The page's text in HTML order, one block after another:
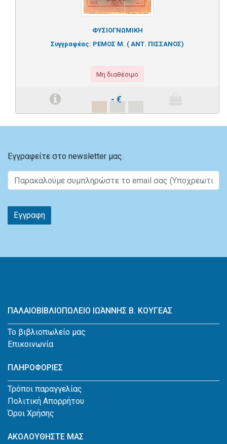
ΦΥΣΙΟΓΝΩΜΙΚΗ
Συγγραφέας: ΡΕΜΟΣ Μ. ( ΑΝΤ. ΠΙΣΣΑΝΟΣ)
Μη διαθέσιμο
- €
Εγγραφείτε στο newsletter μας.
Εγγραφη
ΠΑΛΑΙΟΒΙΒΛΙΟΠΩΛΕΙΟ ΙΩΆΝΝΗΣ Β. ΚΟΥΓΕΑΣ
Το βιβλιοπωλείο μας
Επικοινωνία
ΠΛΗΡΟΦΟΡΙΕΣ
Τρόποι παραγγελίας
Πολιτική Απορρήτου
Όροι Χρήσης
ΑΚΟΛΟΥΘΗΣΤΕ ΜΑΣ